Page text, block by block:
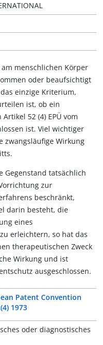
menschlichen Körper
oder beaufsichtigt
einzige Kriterium,
ist, ob ein
52 (4) EPÜ vom
ist. Viel wichtiger
zwangsläufige Wirkung
Gegenstand tatsächlich
zur
beschränkt,
darin besteht, die
eines
erleichtern, so hat das
therapeutischen Zweck
Wirkung und ist
ausgeschlossen.
Patent Convention
1973
oder diagnostisches